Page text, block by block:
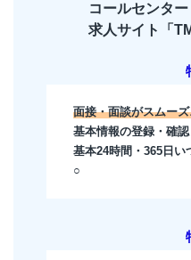
コールセンタ
求人サイト「
面接・面談がスムー
基本情報の登録・確
基本24時間・365日い
○